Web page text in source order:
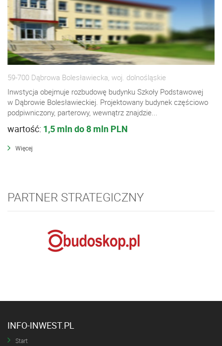
59-700 Dąbrowa Bolesławiecka, woj. dolnośląskie
Inwstycja obejmuje rozbudowę budynku Szkoły Podstawowej
w Dąbrowie Bolesławieckiej. Projektowany budynek częściowo
podpiwniczony, parterowy, wewnątrz znajdzie...
wartość: 1,5 mln do 8 mln PLN
Więcej
PARTNER STRATEGICZNY
INFO-INWEST.PL
Start